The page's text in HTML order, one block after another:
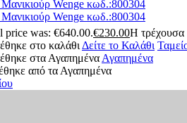
Μανικιούρ Wenge κωδ.:800304
Μανικιούρ Wenge κωδ.:800304
price was: €640.00.€230.00Η τρέχουσα
στο καλάθι Δείτε το Καλάθι
στα Αγαπημένα Αγαπημένα
από τα Αγαπημένα